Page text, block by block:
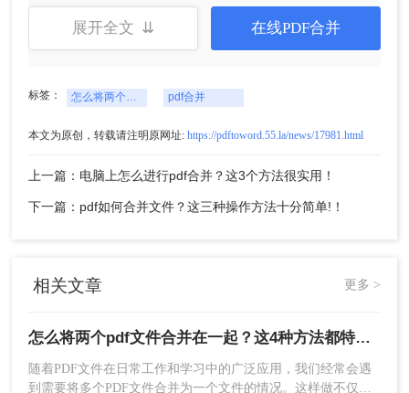
二、使用在线 PDF合并
并工具。这些工具无需下载和安装，只需在浏览器
中打开即可使用，非常便捷。下面以转转大师在线
PDF合并操作为例。
1、打开在线PDF合并：
https://pdftoword.55.la/merge-pdf/
展开全文 ⇊ 在线PDF合并
标签： 怎么将两个pdf文件合并在一起 pdf合并
本文为原创，转载请注明原网址: https://pdftoword.55.la/news/17981.html
上一篇：电脑上怎么进行pdf合并？这3个方法很实用！
下一篇：pdf如何合并文件？这三种操作方法十分简单!！
相关文章 更多 >
怎么将两个pdf文件合并在一起？这4种方法都特别简单！
随着PDF文件在日常工作和学习中的广泛应用，我们经常会遇
到需要将多个PDF文件合并为一个文件的情况。这样做不仅可